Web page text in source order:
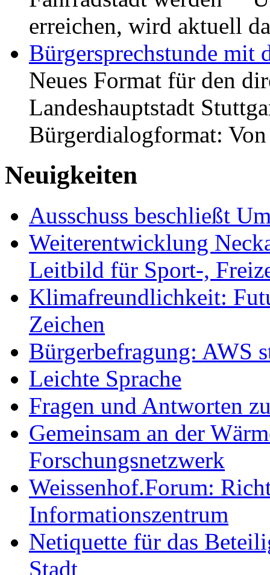
erreichen, wird aktuell
Bürgersprechstunde mit
Neues Format für den
Landeshauptstadt
Bürgerdialogformat:
Neuigkeiten
Ausschuss beschließt
Weiterentwicklung
Leitbild für Sport-,
Klimafreundlichkeit:
Zeichen
Bürgerbefragung: AWS
Leichte Sprache
Fragen und Antworten
Gemeinsam an der
Forschungsnetzwerk
Weissenhof.Forum:
Informationszentrum
Netiquette für das
Stadt